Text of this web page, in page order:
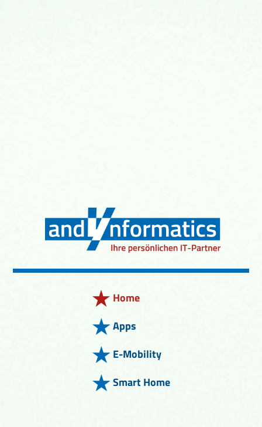
Home
Apps
E-Mobility
Smart Home